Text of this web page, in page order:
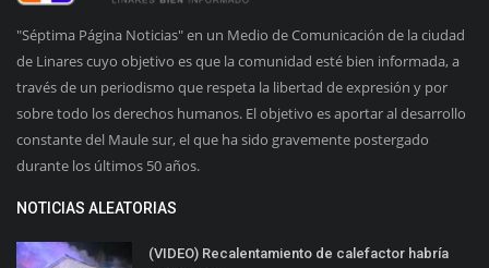
"Séptima Página Noticias" en un Medio de Comunicación de la ciudad
de Linares cuyo objetivo es que la comunidad esté bien informada, a
través de un periodismo que respeta la libertad de expresión y por
sobre todo los derechos humanos. El objetivo es aportar al desarrollo
constante del Maule sur, el que ha sido gravemente postergado
durante los últimos 50 años.
NOTICIAS ALEATORIAS
(VIDEO) Recalentamiento de calefactor habría